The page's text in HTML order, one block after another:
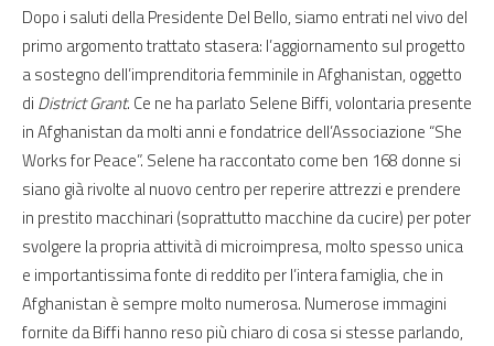
Dopo i saluti della Presidente Del Bello, siamo entrati nel vivo del
primo argomento trattato stasera: l’aggiornamento sul progetto
a sostegno dell’imprenditoria femminile in Afghanistan, oggetto
di District Grant. Ce ne ha parlato Selene Biffi, volontaria presente
in Afghanistan da molti anni e fondatrice dell’Associazione “She
Works for Peace”. Selene ha raccontato come ben 168 donne si
siano già rivolte al nuovo centro per reperire attrezzi e prendere
in prestito macchinari (soprattutto macchine da cucire) per poter
svolgere la propria attività di microimpresa, molto spesso unica
e importantissima fonte di reddito per l’intera famiglia, che in
Afghanistan è sempre molto numerosa. Numerose immagini
fornite da Biffi hanno reso più chiaro di cosa si stesse parlando,